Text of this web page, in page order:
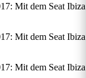
Mit dem Seat
Mit dem Seat
Mit dem Seat